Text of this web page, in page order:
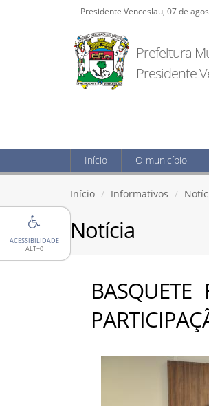
ACESSIBILIDADE
ALT+0
Presidente Venceslau, 07 de
Prefeitura
Presidente
Início O município
Início Informativos
Notícia